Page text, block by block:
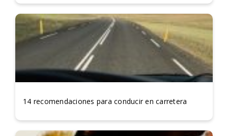
14 recomendaciones para conducir en carretera